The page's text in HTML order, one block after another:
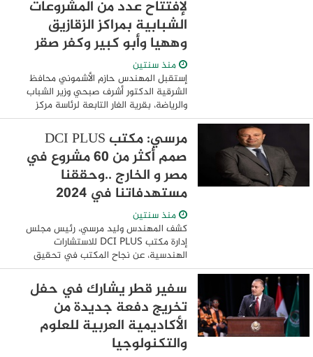
لإفتتاح عدد من المشروعات
الشبابية بمراكز الزقازيق
وههيا وأبو كبير وكفر صقر
منذ سنتين
إستقبل المهندس حازم الأشموني محافظ
الشرقية الدكتور أشرف صبحي وزير الشباب
والرياضة، بقرية الغار التابعة لرئاسة مركز
ومدينة الزقازيق وذلك في إطار زيارته
للمحافظة لإفتتاح عدد من المشروعات
الشبابية ...
مرسي: مكتب DCI PLUS
صمم أكثر من 60 مشروع في
مصر و الخارج ..وحققنا
مستهدفاتنا في 2024
منذ سنتين
كشف المهندس وليد مرسي، رئيس مجلس
إدارة مكتب DCI PLUS للاستشارات
الهندسية، عن نجاح المكتب في تحقيق
مستهدفاته لعام 2024، مع تدشين خطط
توسعية محلية ودولية تلبي متطلبات السوق
العمراني المتنامي. وأوضح ...
سفير قطر يشارك في حفل
تخريج دفعة جديدة من
الأكاديمية العربية للعلوم
والتكنولوجيا